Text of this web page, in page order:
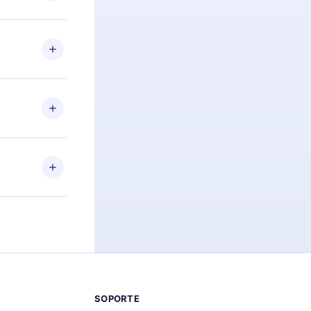
Por
el
de
más de
leer o
iOS,
momento
SOPORTE